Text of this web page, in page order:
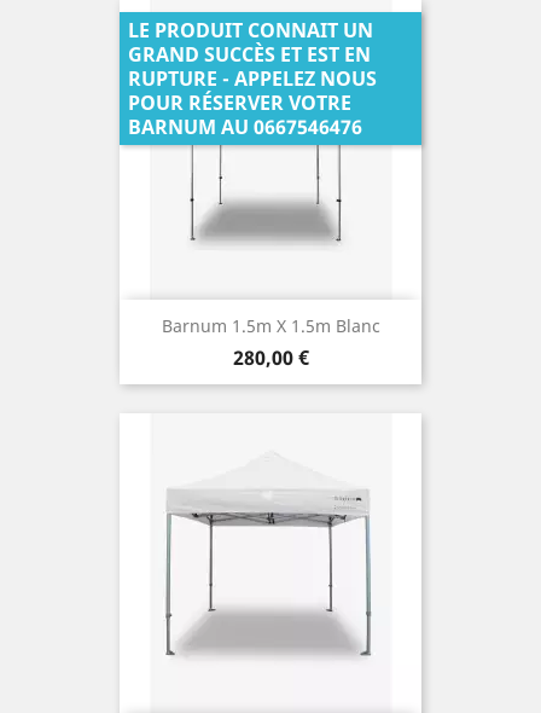
Barnum 1.5m X 1.5m Blanc
Prix
280,00 €
LE PRODUIT CONNAIT UN
GRAND SUCCÈS ET EST EN
RUPTURE - APPELEZ NOUS
POUR RÉSERVER VOTRE
BARNUM AU 0667546476